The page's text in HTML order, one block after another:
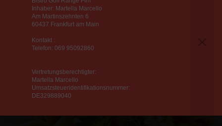
Inhaber: Martella Marcello
Am Martinszehnten 6
60437 Frankfurt am Main
Kontakt :
Telefon: 069 95092860
Vertretungsberechtigter:
Martella Marcello
Umsatzsteueridentifikationsnummer:
DE329889040